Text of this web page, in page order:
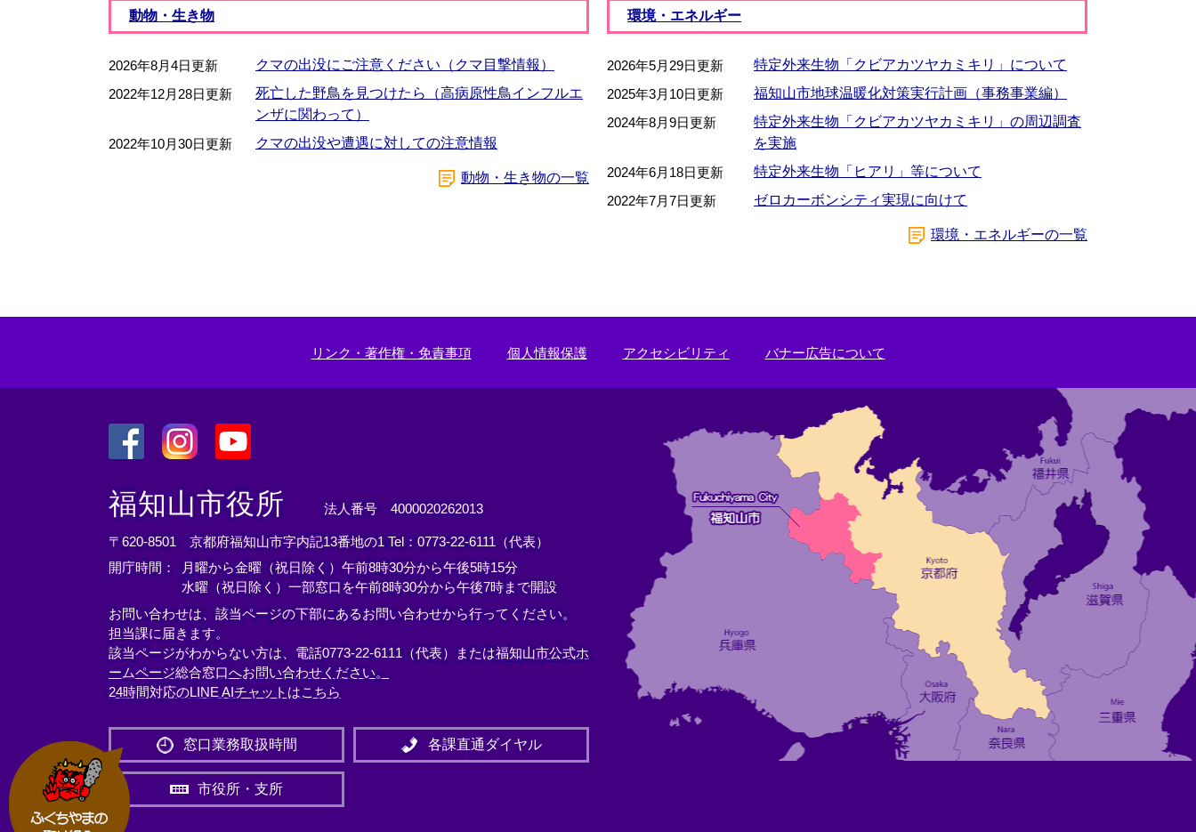
動物・生き物
2026年8月4日更新
クマの出没にご注意ください（クマ目撃情報）
2022年12月28日更新
死亡した野鳥を見つけたら（高病原性鳥インフルエ
ンザに関わって）
2022年10月30日更新
クマの出没や遭遇に対しての注意情報
動物・生き物の一覧
環境・エネルギー
2026年5月29日更新
特定外来生物「クビアカツヤカミキリ」について
2025年3月10日更新
福知山市地球温暖化対策実行計画（事務事業編）
2024年8月9日更新
特定外来生物「クビアカツヤカミキリ」の周辺調査
を実施
2024年6月18日更新
特定外来生物「ヒアリ」等について
2022年7月7日更新
ゼロカーボンシティ実現に向けて
環境・エネルギーの一覧
リンク・著作権・免責事項 個人情報保護 アクセシビリティ バナー広告について
外
部
リ
ン
ク
外
部
リ
ン
ク
外
部
リ
ン
ク
＞
福知山市役所 法人番号 4000020262013
〒620-8501 京都府福知山市字内記13番地の1 Tel：0773-22-6111（代表）
開庁時間： 月曜から金曜（祝日除く）午前8時30分から午後5時15分
水曜（祝日除く）一部窓口を午前8時30分から午後7時まで開設
お問い合わせは、該当ページの下部にあるお問い合わせから行ってください。
担当課に届きます。
該当ページがわからない方は、電話0773-22-6111（代表）または福知山市公式ホ
ームページ総合窓口へお問い合わせください。
24時間対応のLINE AIチャットはこちら
外
部
リ
窓口業務取扱時間 各課直通ダイヤル
市役所・支所